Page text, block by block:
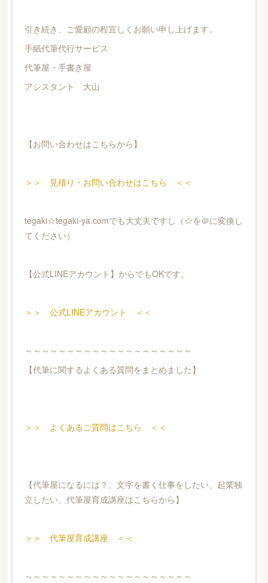
引き続き、ご愛顧の程宜しくお願い申し上げます。
手紙代筆代行サービス
代筆屋・手書き屋
アシスタント 大山
【お問い合わせはこちらから】
＞＞ 見積り・お問い合わせはこちら ＜＜
tegaki☆tegaki-ya.comでも大丈夫ですし（☆を＠に変換し
てください）
【公式LINEアカウント】からでもOKです。
＞＞ 公式LINEアカウント ＜＜
～～～～～～～～～～～～～～～～～～～～
【代筆に関するよくある質問をまとめました】
＞＞ よくあるご質問はこちら ＜＜
【代筆屋になるには？、文字を書く仕事をしたい、起業独
立したい、代筆屋育成講座はこちらから】
＞＞ 代筆屋育成講座 ＜＜
～～～～～～～～～～～～～～～～～～～～